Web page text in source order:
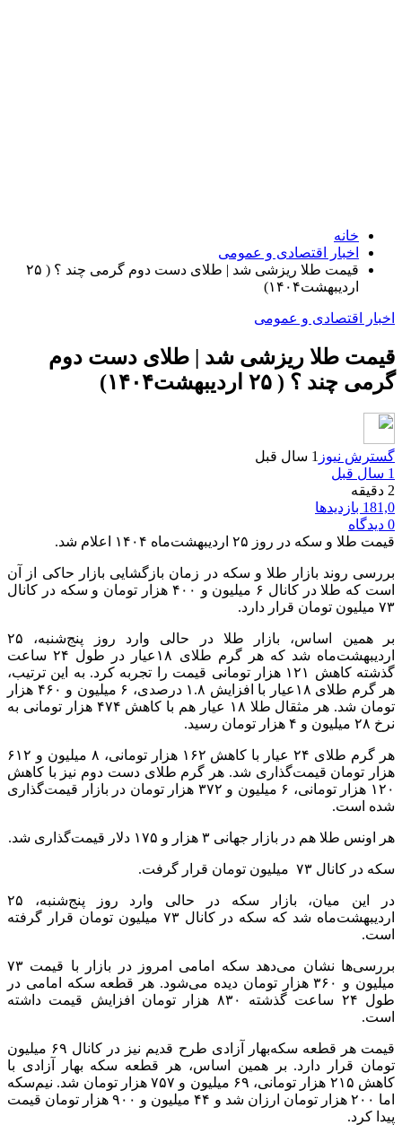
خانه
اخبار اقتصادی و عمومی
قیمت طلا ریزشی شد | طلای دست دوم گرمی چند ؟ ( ۲۵
اردیبهشت‌۱۴۰۴)
اخبار اقتصادی و عمومی
قیمت طلا ریزشی شد | طلای دست دوم
گرمی چند ؟ ( ۲۵ اردیبهشت‌۱۴۰۴)
گسترش نیوز 1 سال قبل
1 سال قبل
2 دقیقه
181,0 بازدیدها
0 دیدگاه
قیمت طلا و سکه در روز ۲۵ اردیبهشت‌ماه ۱۴۰۴ اعلام شد.
بررسی روند بازار طلا و سکه در زمان بازگشایی بازار حاکی از آن
است که طلا در کانال ۶ میلیون و ۴۰۰ هزار تومان و سکه در کانال
۷۳ میلیون تومان قرار دارد.
بر همین اساس، بازار طلا در حالی وارد روز پنج‌شنبه، ۲۵
اردیبهشت‌ماه شد که هر گرم طلای ۱۸عیار در طول ۲۴ ساعت
گذشته کاهش ۱۲۱ هزار تومانی قیمت را تجربه کرد. به این ترتیب،
هر گرم طلای ۱۸عیار با افزایش ۱.۸ درصدی، ۶ میلیون و ۴۶۰ هزار
تومان شد. هر مثقال طلا ۱۸ عیار هم با کاهش ۴۷۴ هزار تومانی به
نرخ ۲۸ میلیون و ۴ هزار تومان رسید.
هر گرم طلای ۲۴ عیار با کاهش ۱۶۲ هزار تومانی، ۸ میلیون و ۶۱۲
هزار تومان قیمت‌گذاری شد. هر گرم طلای دست دوم نیز با کاهش
۱۲۰ هزار تومانی، ۶ میلیون و ۳۷۲ هزار تومان در بازار قیمت‌گذاری
شده است.
هر اونس طلا هم در بازار جهانی ۳ هزار و ۱۷۵ دلار قیمت‌گذاری شد.
سکه در کانال ۷۳ میلیون تومان قرار گرفت.
در این میان، بازار سکه در حالی وارد روز پنج‌شنبه، ۲۵
اردیبهشت‌ماه شد که سکه در کانال ۷۳ میلیون تومان قرار گرفته
است.
بررسی‌ها نشان می‌دهد سکه امامی امروز در بازار با قیمت ۷۳
میلیون و ۳۶۰ هزار تومان دیده می‌شود. هر قطعه سکه امامی در
طول ۲۴ ساعت گذشته ۸۳۰ هزار تومان افزایش قیمت داشته
است.
قیمت هر قطعه سکه‌بهار آزادی طرح قدیم نیز در کانال ۶۹ میلیون
تومان قرار دارد. بر همین اساس، هر قطعه سکه بهار آزادی با
کاهش ۲۱۵ هزار تومانی، ۶۹ میلیون و ۷۵۷ هزار تومان شد. نیم‌سکه
اما ۲۰۰ هزار تومان ارزان شد و ۴۴ میلیون و ۹۰۰ هزار تومان قیمت
پیدا کرد.